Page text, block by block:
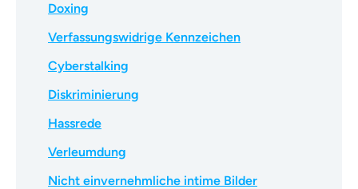
Doxing
Verfassungswidrige Kennzeichen
Cyberstalking
Diskriminierung
Hassrede
Verleumdung
Nicht einvernehmliche intime Bilder